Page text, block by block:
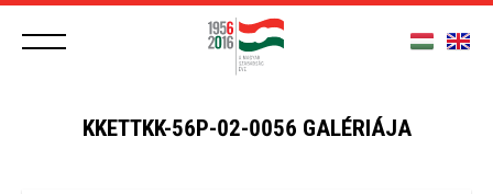
KKETTKK-56P-02-0056 GALÉRIÁJA